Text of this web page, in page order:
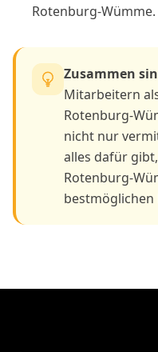
Rotenburg-Wümme.
Zusammen
Mitarbeitern
Rotenburg-
nicht nur
alles dafür
Rotenburg-
bestmöglichen